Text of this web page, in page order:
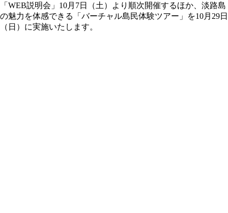
「WEB説明会」10月7日（土）より順次開催するほか、淡路島
の魅力を体感できる「バーチャル島民体験ツアー」を10月29日
（日）に実施いたします。